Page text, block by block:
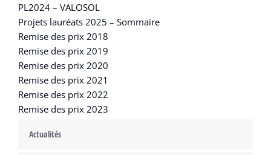
PL2024 – VALOSOL
Projets lauréats 2025 – Sommaire
Remise des prix 2018
Remise des prix 2019
Remise des prix 2020
Remise des prix 2021
Remise des prix 2022
Remise des prix 2023
Actualités